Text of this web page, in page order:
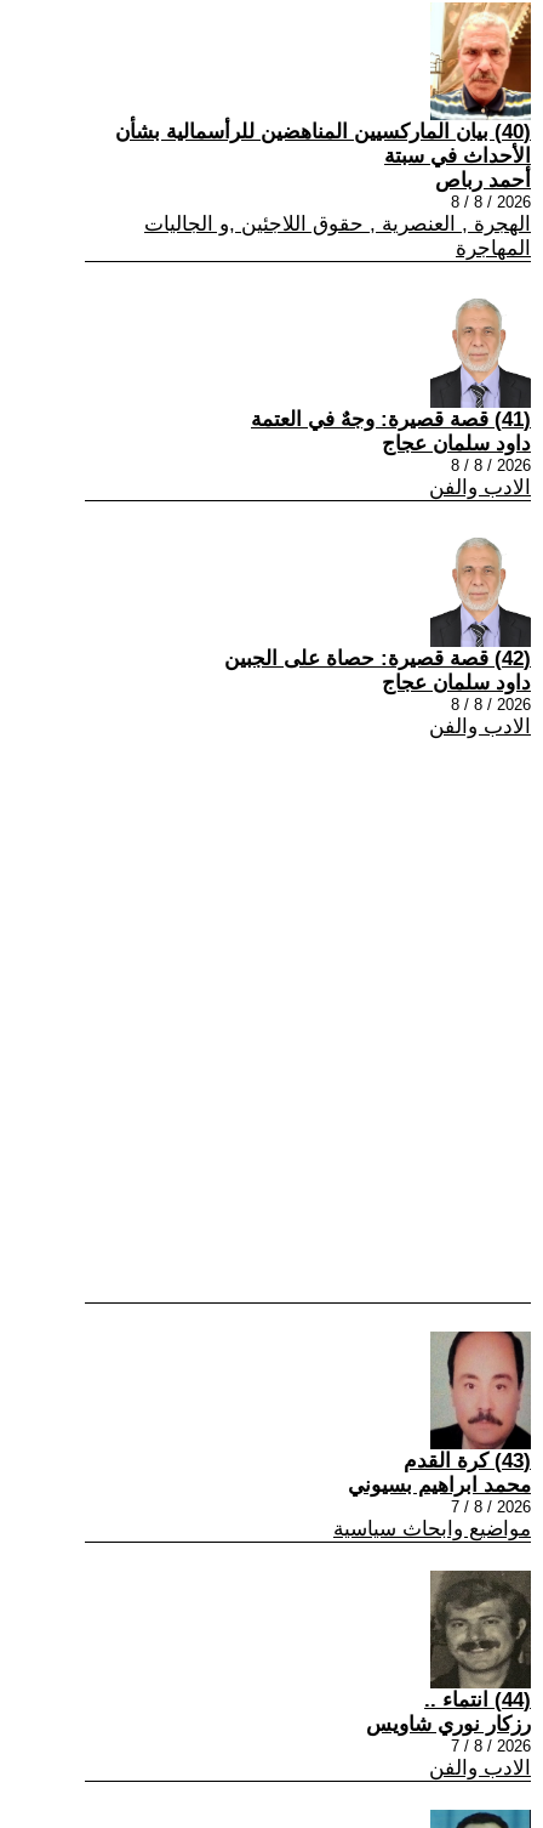
(40) بيان الماركسيين المناهضين للرأسمالية بشأن
الأحداث في سبتة
أحمد رباص
2026 / 8 / 8
الهجرة , العنصرية , حقوق اللاجئين ,و الجاليات
المهاجرة
(41) قصة قصيرة: وجهٌ في العتمة
داود سلمان عجاج
2026 / 8 / 8
الادب والفن
(42) قصة قصيرة: حصاة على الجبين
داود سلمان عجاج
2026 / 8 / 8
الادب والفن
(43) كرة القدم
محمد ابراهيم بسيوني
2026 / 8 / 7
مواضيع وابحاث سياسية
(44) انتماء ..
رزكار نوري شاويس
2026 / 8 / 7
الادب والفن